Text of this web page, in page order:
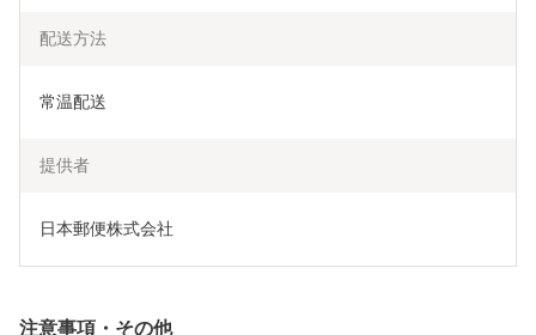
配送方法
常温配送
提供者
日本郵便株式会社
注意事項・その他